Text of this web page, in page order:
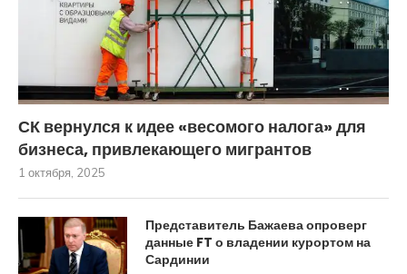
СК вернулся к идее «весомого налога» для
бизнеса, привлекающего мигрантов
1 октября, 2025
Представитель Бажаева опроверг
данные FT о владении курортом на
Сардинии